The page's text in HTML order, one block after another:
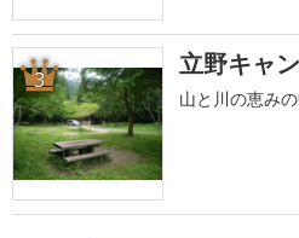
3 立野キャ
山と川の恵み